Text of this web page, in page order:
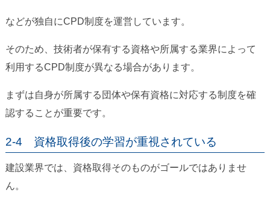
などが独自にCPD制度を運営しています。
そのため、技術者が保有する資格や所属する業界によって
利用するCPD制度が異なる場合があります。
まずは自身が所属する団体や保有資格に対応する制度を確
認することが重要です。
2-4 資格取得後の学習が重視されている
建設業界では、資格取得そのものがゴールではありませ
ん。